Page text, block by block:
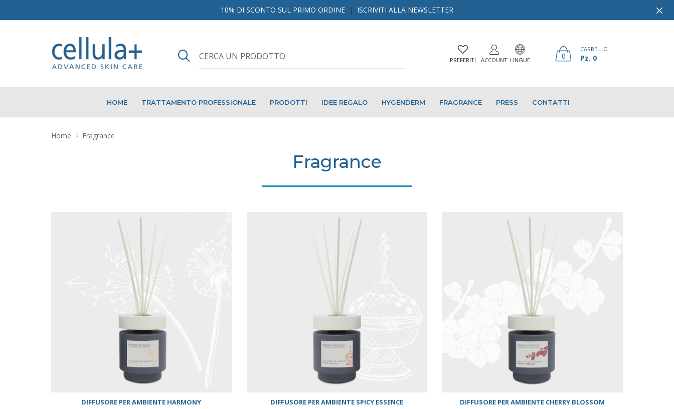
10% DI SCONTO SUL PRIMO ORDINE | ISCRIVITI ALLA NEWSLETTER
PREFERITI ACCOUNT LINGUE 0
CARRELLO
Pz. 0
HOME TRATTAMENTO PROFESSIONALE PRODOTTI IDEE REGALO HYGENDERM FRAGRANCE PRESS CONTATTI
Home Fragrance
Fragrance
DIFFUSORE PER AMBIENTE HARMONY DIFFUSORE PER AMBIENTE SPICY ESSENCE DIFFUSORE PER AMBIENTE CHERRY BLOSSOM